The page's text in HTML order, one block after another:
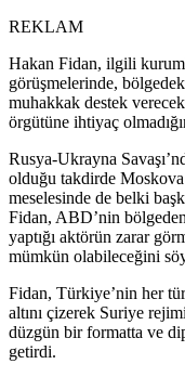
REKLAM
Hakan Fidan, ilgili
görüşmelerinde,
muhakkak destek
örgütüne ihtiyaç
Rusya-Ukrayna
olduğu takdirde
meselesinde de belki
Fidan, ABD’nin
yaptığı aktörün zarar
mümkün olabileceğini
Fidan, Türkiye’nin her
altını çizerek Suriye
düzgün bir formatta ve
getirdi.